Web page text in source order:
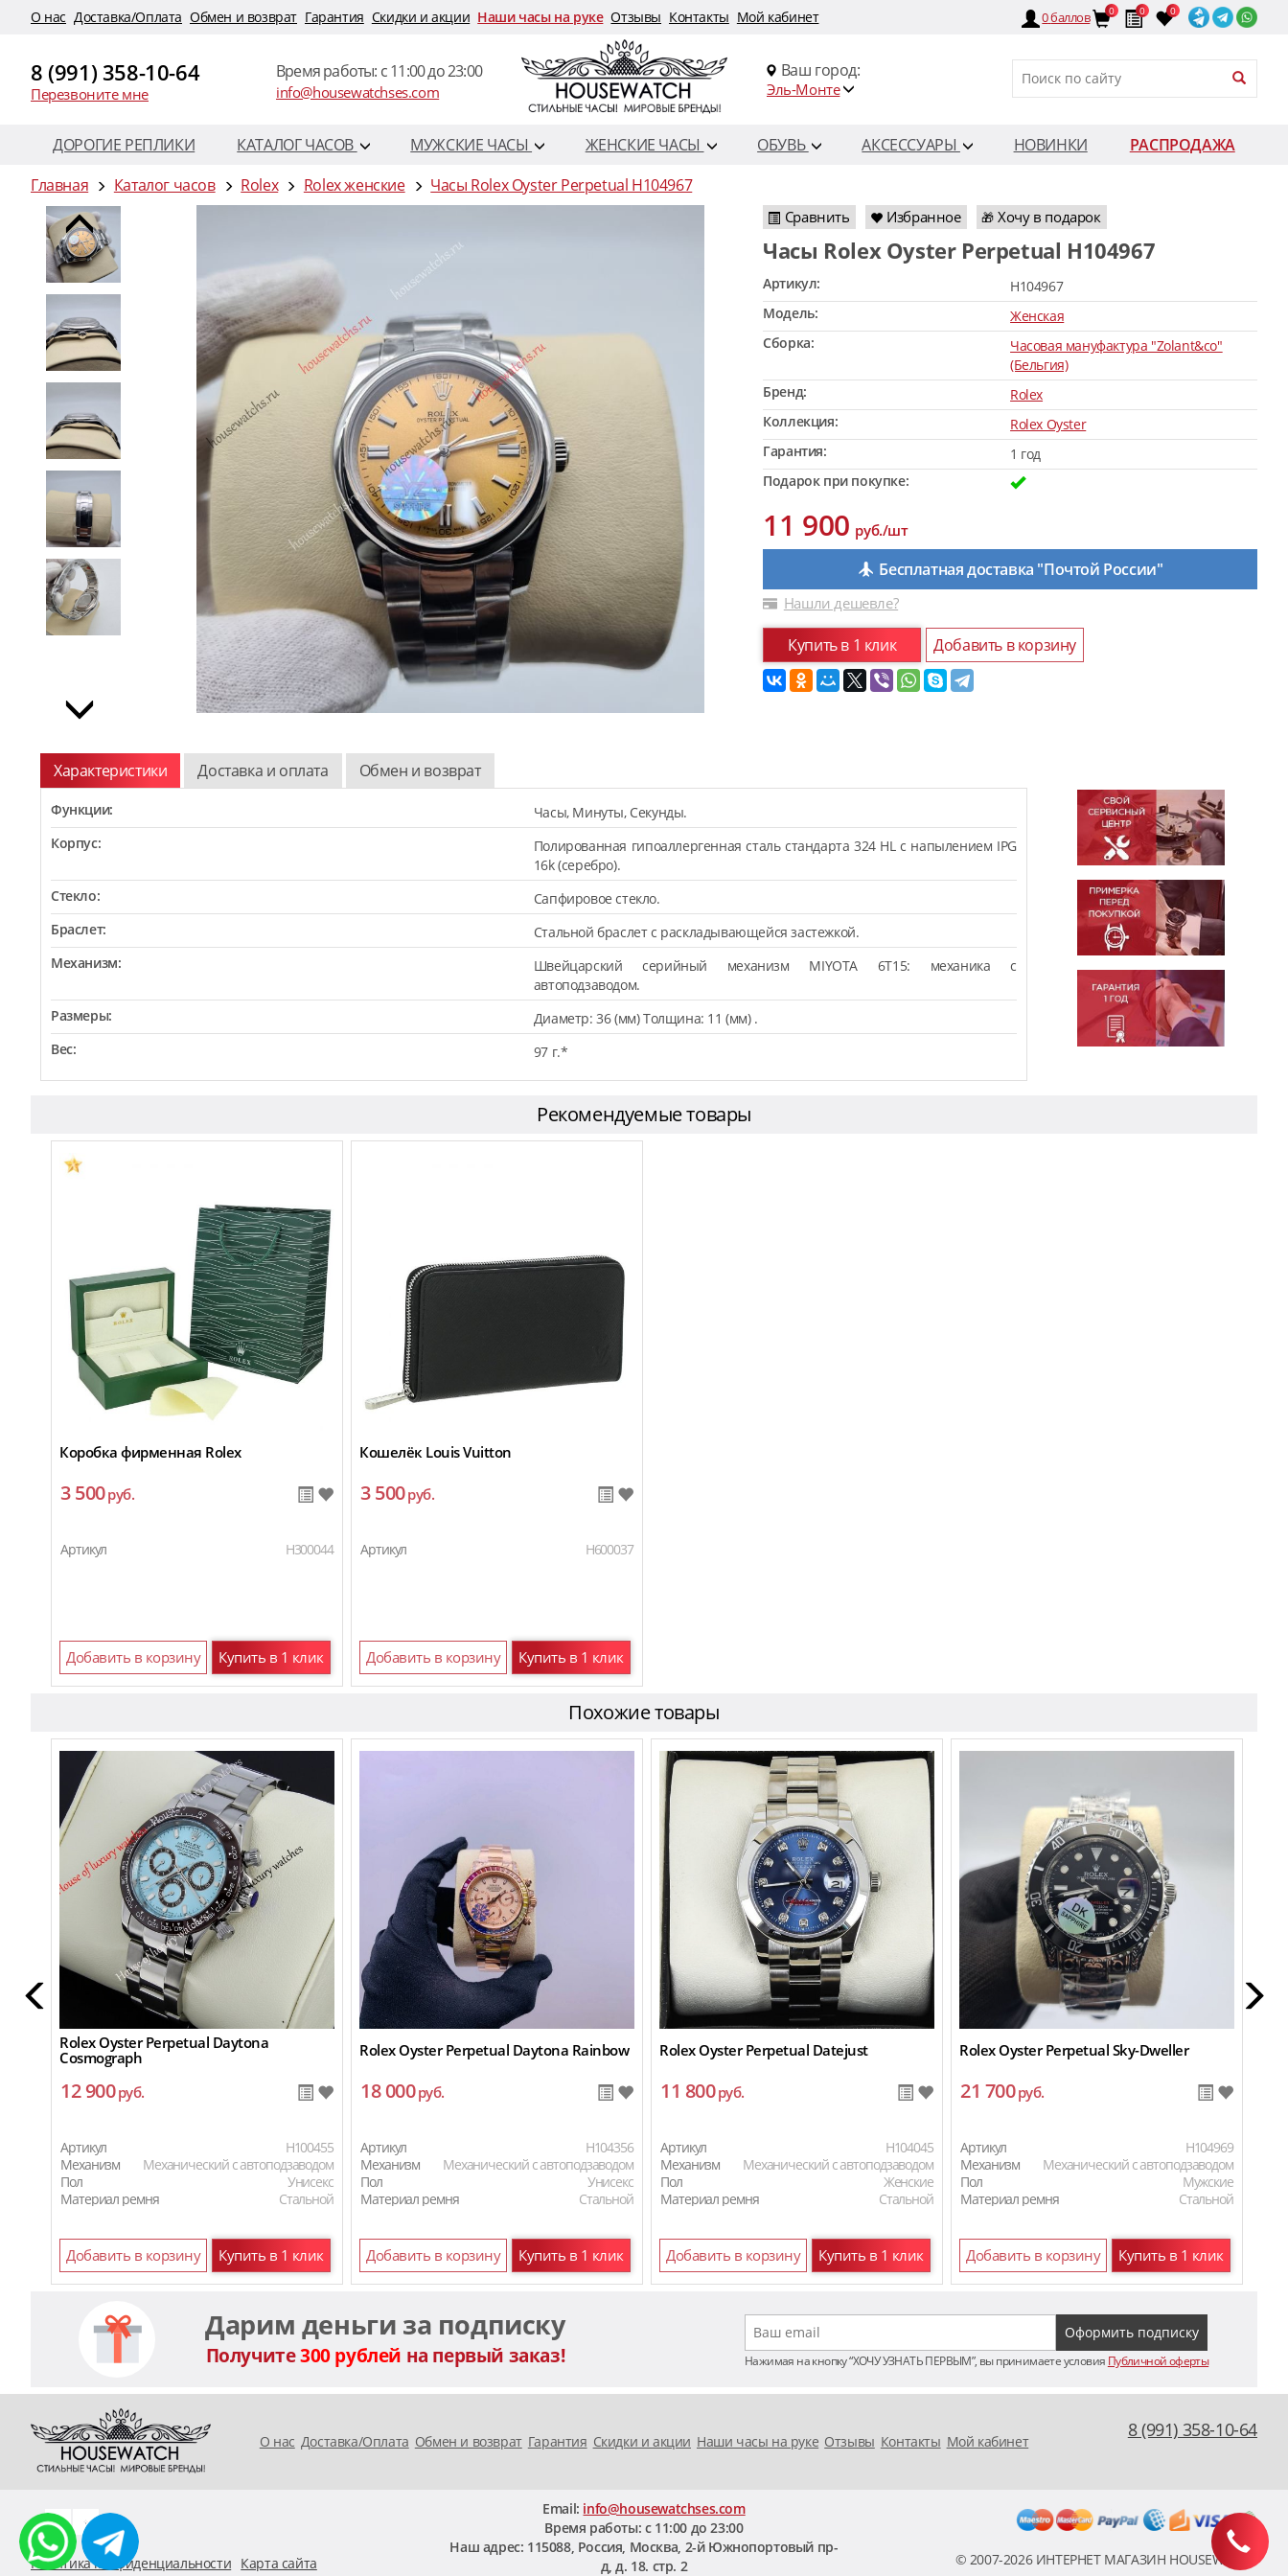
O нас Доставка/Оплата Обмен и возврат Гарантия Скидки и акции Наши часы на руке Отзывы Контакты Мой кабинет 0баллов 0 0 0
8 (991) 358-10-64
Перезвоните мне
Время работы: c 11:00 до 23:00
info@housewatchses.com
Ваш город:
Эль-Монте
ДОРОГИЕ РЕПЛИКИ КАТАЛОГ ЧАСОВ МУЖСКИЕ ЧАСЫ ЖЕНСКИЕ ЧАСЫ ОБУВЬ АКСЕССУАРЫ НОВИНКИ
РАСПРОДАЖА
Главная
Каталог часов Rolex Rolex женские Часы Rolex Oyster Perpetual H104967
Сравнить Избранное 🎁 Хочу в подарок
Часы Rolex Oyster Perpetual H104967
Артикул:
H104967
Модель:
Женская
Сборка:
Часовая мануфактура "Zolant&co"
(Бельгия)
Бренд:
Rolex
Коллекция:
Rolex Oyster
Гарантия:
1 год
Подарок при покупке:
11 900руб./шт
Бесплатная доставка "Почтой России"
Нашли дешевле?
Купить в 1 клик Добавить в корзину
Характеристики Доставка и оплата Обмен и возврат
Функции:
Часы, Минуты, Секунды.
Корпус:
Полированная гипоаллергенная сталь стандарта 324 HL с напылением IPG
16k (серебро).
Стекло:
Сапфировое стекло.
Браслет:
Стальной браслет с раскладывающейся застежкой.
Механизм:
Швейцарский серийный механизм MIYOTA 6T15: механика с
автоподзаводом.
Размеры:
Диаметр: 36 (мм) Толщина: 11 (мм) .
Вес:
97 г.*
Рекомендуемые товары
Коробка фирменная Rolex
3 500руб.
Артикул H300044
Добавить в корзину Купить в 1 клик
Кошелёк Louis Vuitton
3 500руб.
Артикул H600037
Добавить в корзину Купить в 1 клик
Похожие товары
Rolex Oyster Perpetual Daytona
Cosmograph
12 900руб.
Артикул
H100455
Механизм
Механический с автоподзаводом
Пол
Унисекс
Материал ремня
Стальной
Добавить в корзину Купить в 1 клик
Rolex Oyster Perpetual Daytona Rainbow
18 000руб.
Артикул
H104356
Механизм
Механический с автоподзаводом
Пол
Унисекс
Материал ремня
Стальной
Добавить в корзину Купить в 1 клик
Rolex Oyster Perpetual Datejust
11 800руб.
Артикул
H104045
Механизм
Механический с автоподзаводом
Пол
Женские
Материал ремня
Стальной
Добавить в корзину Купить в 1 клик
Rolex Oyster Perpetual Sky-Dweller
21 700руб.
Артикул
H104969
Механизм
Механический с автоподзаводом
Пол
Мужские
Материал ремня
Стальной
Добавить в корзину Купить в 1 клик
Дарим деньги за подписку
Получите300 рублей на первый заказ! Нажимая на кнопку “ХОЧУ УЗНАТЬ ПЕРВЫМ”, вы принимаете условия Публичной оферты
O нас Доставка/Оплата Обмен и возврат Гарантия Скидки и акции Наши часы на руке Отзывы Контакты Мой кабинет
8 (991) 358-10-64
Политика конфиденциальности Карта сайта
Email: info@housewatchses.com
Время работы: c 11:00 до 23:00
Наш адрес: 115088, Россия, Москва 2-й Южнопортовый пр-
д, д. 18. стр. 2
© 2007-2026 ИНТЕРНЕТ МАГАЗИН HOUSEWATCH